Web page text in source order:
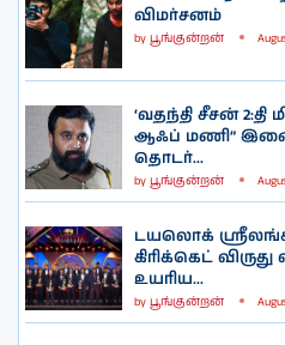
விமர்சனம்
by பூங்குன்றன்
‘வதந்தி சீசன் 2:தி
ஆஃப் மணி”
தொடர்...
by பூங்குன்றன்
டயலொக்
கிரிக்கெட் விருது
உயரிய...
by பூங்குன்றன்